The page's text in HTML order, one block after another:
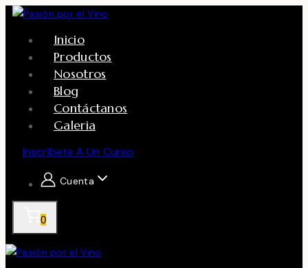
Skip
content
Inicio
Productos
Nosotros
Blog
Contáctanos
Galeria
Inscríbete A Un Curso
Cuenta
0